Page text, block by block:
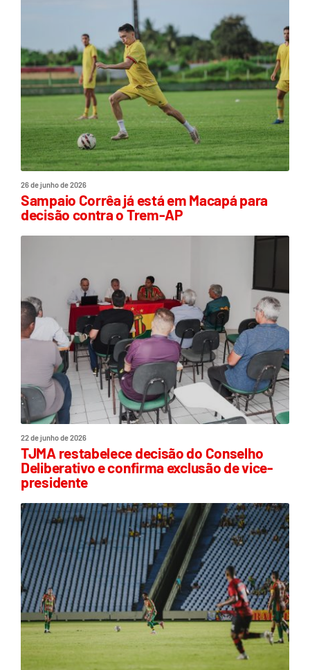
26 de junho de 2026
Sampaio Corrêa já está em Macapá para
decisão contra o Trem-AP
22 de junho de 2026
TJMA restabelece decisão do Conselho
Deliberativo e confirma exclusão de vice-
presidente